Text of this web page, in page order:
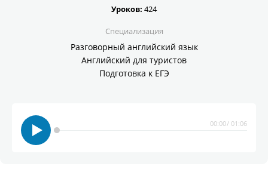
Уроков: 424
Специализация
Разговорный английский язык
Английский для туристов
Подготовка к ЕГЭ
00:00/ 01:06